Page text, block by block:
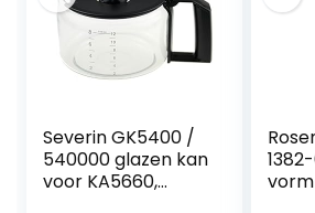
Severin GK5400 /
540000 glazen kan
voor KA5660,